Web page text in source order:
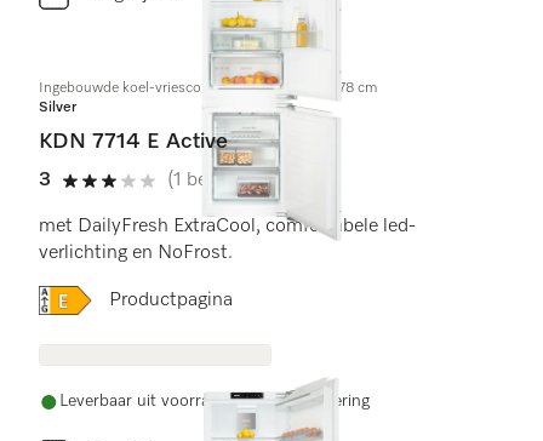
Ingebouwde koel-vriescombinatie, nishoogte 178 cm
Silver
KDN 7714 E Active
3
3 sterren van de 5
(1 beoordeling)
met DailyFresh ExtraCool, comfortabele led-
verlichting en NoFrost.
Online Label Flag, Energielabel
Productpagina
Leverbaar uit voorraad met gratis levering